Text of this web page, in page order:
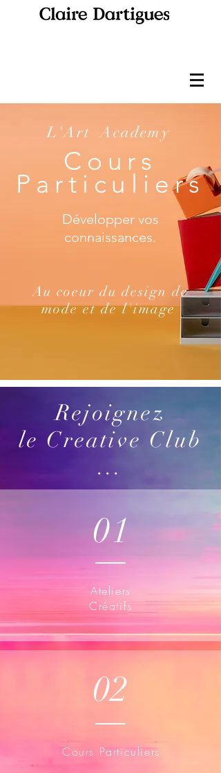
L'Art Academy
Cours
Particuliers
Développer vos
connaissances.
Au coeur du design de
mode et de l'image
Rejoignez
le Creative Club
...
01
Ateliers
Créatifs
02
Cours Particuliers